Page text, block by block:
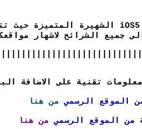
جميع الشرائح لاشهار
معلومات تقنية على الاضافة
الموقع الرسمي من هنا
من الموقع الرسمي من هنا